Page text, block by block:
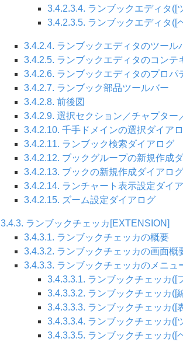
3.4.2.3.4. ランブックエディタ([
3.4.2.3.5. ランブックエディタ([
3.4.2.4. ランブックエディタのツール
3.4.2.5. ランブックエディタのコンテ
3.4.2.6. ランブックエディタのプロパ
3.4.2.7. ランブック部品ツールバー
3.4.2.8. 前後図
3.4.2.9. 選択セクション／チャプタ
3.4.2.10. 千手ドメインの選択ダイア
3.4.2.11. ランブック検索ダイアログ
3.4.2.12. ブックグループの新規作成
3.4.2.13. ブックの新規作成ダイアログ
3.4.2.14. ランチャート表示設定ダイ
3.4.2.15. ズーム設定ダイアログ
3.4.3. ランブックチェッカ[EXTENSION]
3.4.3.1. ランブックチェッカの概要
3.4.3.2. ランブックチェッカの画面概
3.4.3.3. ランブックチェッカのメニュ
3.4.3.3.1. ランブックチェッカ([
3.4.3.3.2. ランブックチェッカ([
3.4.3.3.3. ランブックチェッカ([
3.4.3.3.4. ランブックチェッカ([
3.4.3.3.5. ランブックチェッカ([